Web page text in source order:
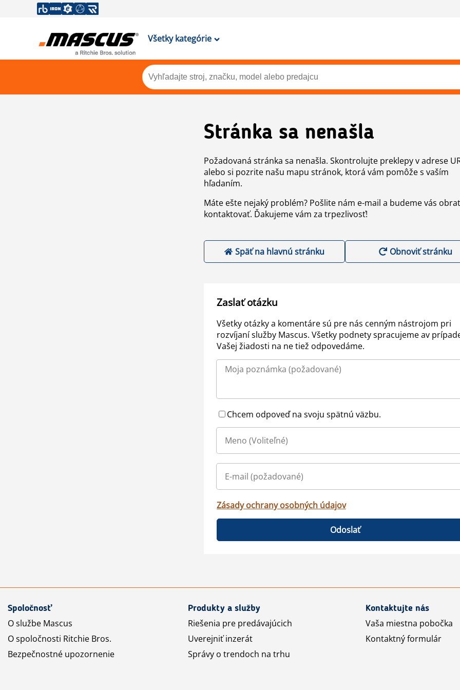
Všetky kategórie
Stránka sa nenašla
Požadovaná stránka sa nenašla. Skontrolujte preklepy v adrese
alebo si pozrite našu mapu stránok, ktorá vám pomôže s vaším
hľadaním.
Máte ešte nejaký problém? Pošlite nám e-mail a budeme vás
kontaktovať. Ďakujeme vám za trpezlivosť!
Späť na hlavnú stránku Obnoviť stránku
Zaslať otázku
Všetky otázky a komentáre sú pre nás cenným nástrojom pri
rozvíjaní služby Mascus. Všetky podnety spracujeme av
Vašej žiadosti na ne tiež odpovedáme.
Chcem odpoveď na svoju spätnú väzbu.
Zásady ochrany osobných údajov
Odoslať
Spoločnosť
O službe Mascus
O spoločnosti Ritchie Bros.
Bezpečnostné upozornenie
Produkty a služby
Riešenia pre predávajúcich
Uverejniť inzerát
Správy o trendoch na trhu
Kontaktujte nás
Vaša miestna pobočka
Kontaktný formulár